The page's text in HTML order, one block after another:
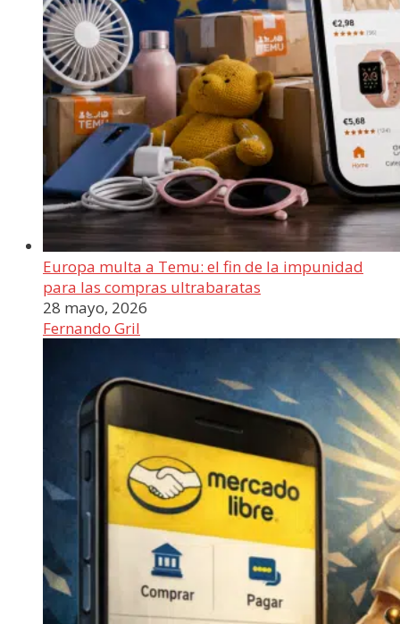
Europa multa a Temu: el fin de la impunidad
para las compras ultrabaratas
28 mayo, 2026
Fernando Gril